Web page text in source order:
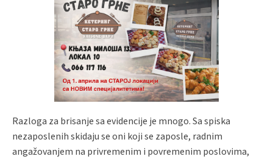
Razloga za brisanje sa evidencije je mnogo. Sa spiska
nezaposlenih skidaju se oni koji se zaposle, radnim
angažovanjem na privremenim i povremenim poslovima,